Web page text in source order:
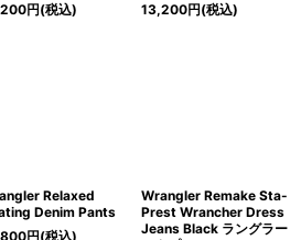
円(税込)
13,200円(税込)
Relaxed
Denim Pants
円(税込)
Wrangler Remake Sta-
Prest Wrancher Dress
Jeans Black ラングラー